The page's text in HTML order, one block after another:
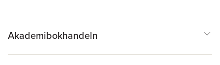
Akademibokhandeln